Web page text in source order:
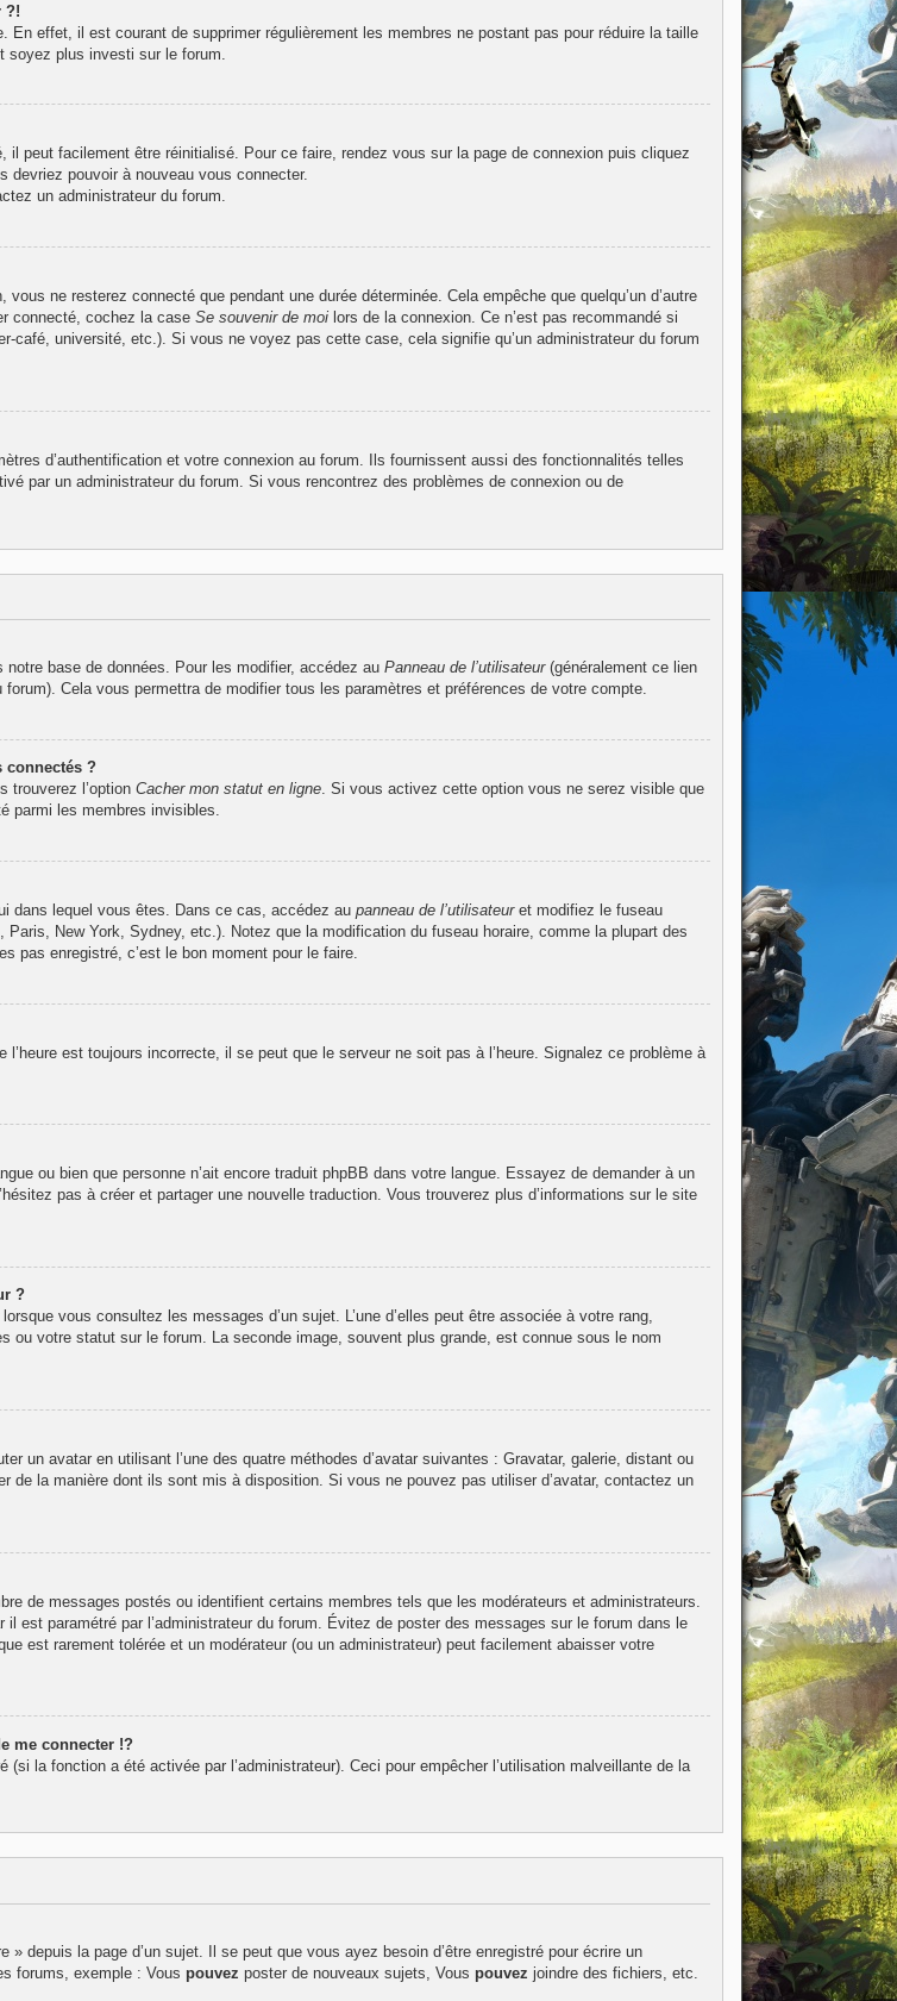
?!
effet, il est courant de supprimer régulièrement les membres ne postant pas pour réduire la taille
plus investi sur le forum.
peut facilement être réinitialisé. Pour ce faire, rendez vous sur la page de connexion puis cliquez
pouvoir à nouveau vous connecter.
un administrateur du forum.
ne resterez connecté que pendant une durée déterminée. Cela empêche que quelqu’un d’autre
connecté, cochez la case Se souvenir de moilors de la connexion. Ce n’est pas recommandé si
café, université, etc.). Si vous ne voyez pas cette case, cela signifie qu’un administrateur du forum
d’authentification et votre connexion au forum. Ils fournissent aussi des fonctionnalités telles
par un administrateur du forum. Si vous rencontrez des problèmes de connexion ou de
base de données. Pour les modifier, accédez au Panneau de l’utilisateur(généralement ce lien
Cela vous permettra de modifier tous les paramètres et préférences de votre compte.
connectés ?
trouverez l’option Cacher mon statut en ligne. Si vous activez cette option vous ne serez visible que
parmi les membres invisibles.
dans lequel vous êtes. Dans ce cas, accédez au panneau de l’utilisateuret modifiez le fuseau
New York, Sydney, etc.). Notez que la modification du fuseau horaire, comme la plupart des
pas enregistré, c’est le bon moment pour le faire.
est toujours incorrecte, il se peut que le serveur ne soit pas à l’heure. Signalez ce problème à
ou bien que personne n’ait encore traduit phpBB dans votre langue. Essayez de demander à un
pas à créer et partager une nouvelle traduction. Vous trouverez plus d’informations sur le site
?
vous consultez les messages d’un sujet. L’une d’elles peut être associée à votre rang,
ou votre statut sur le forum. La seconde image, souvent plus grande, est connue sous le nom
un avatar en utilisant l’une des quatre méthodes d’avatar suivantes : Gravatar, galerie, distant ou
de la manière dont ils sont mis à disposition. Si vous ne pouvez pas utiliser d’avatar, contactez un
de messages postés ou identifient certains membres tels que les modérateurs et administrateurs.
est paramétré par l’administrateur du forum. Évitez de poster des messages sur le forum dans le
est rarement tolérée et un modérateur (ou un administrateur) peut facilement abaisser votre
me connecter !?
la fonction a été activée par l’administrateur). Ceci pour empêcher l’utilisation malveillante de la
depuis la page d’un sujet. Il se peut que vous ayez besoin d’être enregistré pour écrire un
forums, exemple : Vous pouvez poster de nouveaux sujets, Vous pouvez joindre des fichiers, etc.